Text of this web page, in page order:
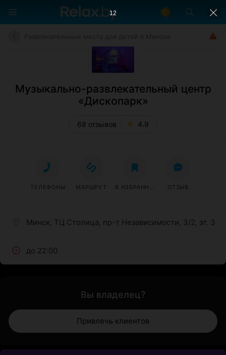
Музыкально-развлекательный центр
«Дископарк»
68 отзывов 4.9
Минск, ТЦ Столица, пр-т Независимости, 3/2, эт. 3
до 22:00
ТЕЛЕФОНЫ МАРШРУТ В ИЗБРАННОЕ ОТЗЫВ
Вы владелец?
Привлечь клиентов
11